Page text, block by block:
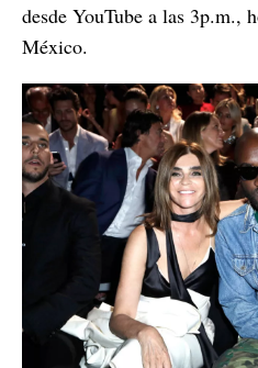
desde YouTube a las 3p.m.,
México.